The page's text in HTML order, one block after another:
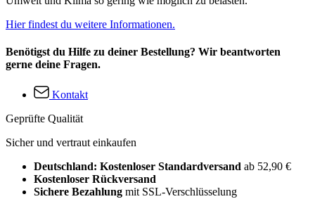
Hier findest du weitere Informationen.
Benötigst du Hilfe zu deiner Bestellung? Wir beantworten
gerne deine Fragen.
Kontakt
Geprüfte Qualität
Sicher und vertraut einkaufen
Deutschland: Kostenloser Standardversand ab 52,90 €
Kostenloser Rückversand
Sichere Bezahlung mit SSL-Verschlüsselung